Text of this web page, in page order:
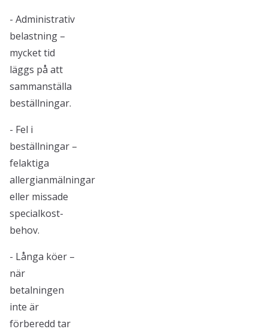
- Administrativ
belastning –
mycket tid
läggs på att
sammanställa
beställningar.
- Fel i
beställningar –
felaktiga
allergianmälningar
eller missade
specialkost-
behov.
- Långa köer –
när
betalningen
inte är
förberedd tar